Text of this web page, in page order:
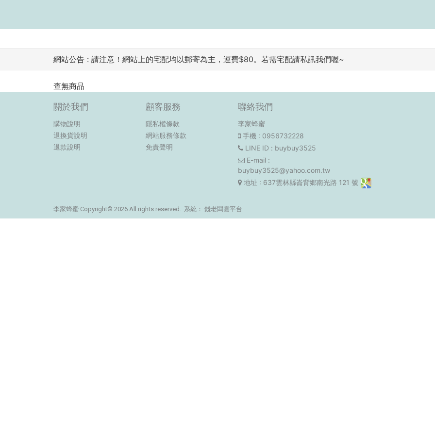
網站公告 : 請注意！網站上的宅配均以郵寄為主，運費$80。若需宅配請私訊我們喔~
查無商品
關於我們
購物說明
退換貨說明
退款說明
顧客服務
隱私權條款
網站服務條款
免責聲明
聯絡我們
李家蜂蜜
手機 : 0956732228
LINE ID : buybuy3525
E-mail :
buybuy3525@yahoo.com.tw
地址 : 637雲林縣崙背鄉南光路 121 號
李家蜂蜜 Copyright© 2026 All rights reserved. 系統： 錢老闆雲平台